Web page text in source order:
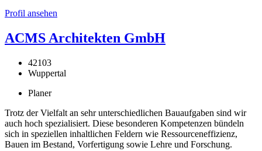
Profil ansehen
ACMS Architekten GmbH
42103
Wuppertal
Planer
Trotz der Vielfalt an sehr unterschiedlichen Bauaufgaben sind wir
auch hoch spezialisiert. Diese besonderen Kompetenzen bündeln
sich in speziellen inhaltlichen Feldern wie Ressourceneffizienz,
Bauen im Bestand, Vorfertigung sowie Lehre und Forschung.